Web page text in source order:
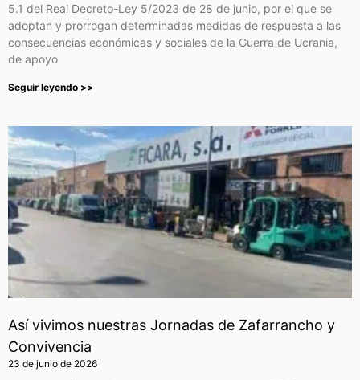
5.1 del Real Decreto-Ley 5/2023 de 28 de junio, por el que se
adoptan y prorrogan determinadas medidas de respuesta a las
consecuencias económicas y sociales de la Guerra de Ucrania,
de apoyo
Seguir leyendo >>
Así vivimos nuestras Jornadas de Zafarrancho y
Convivencia
23 de junio de 2026